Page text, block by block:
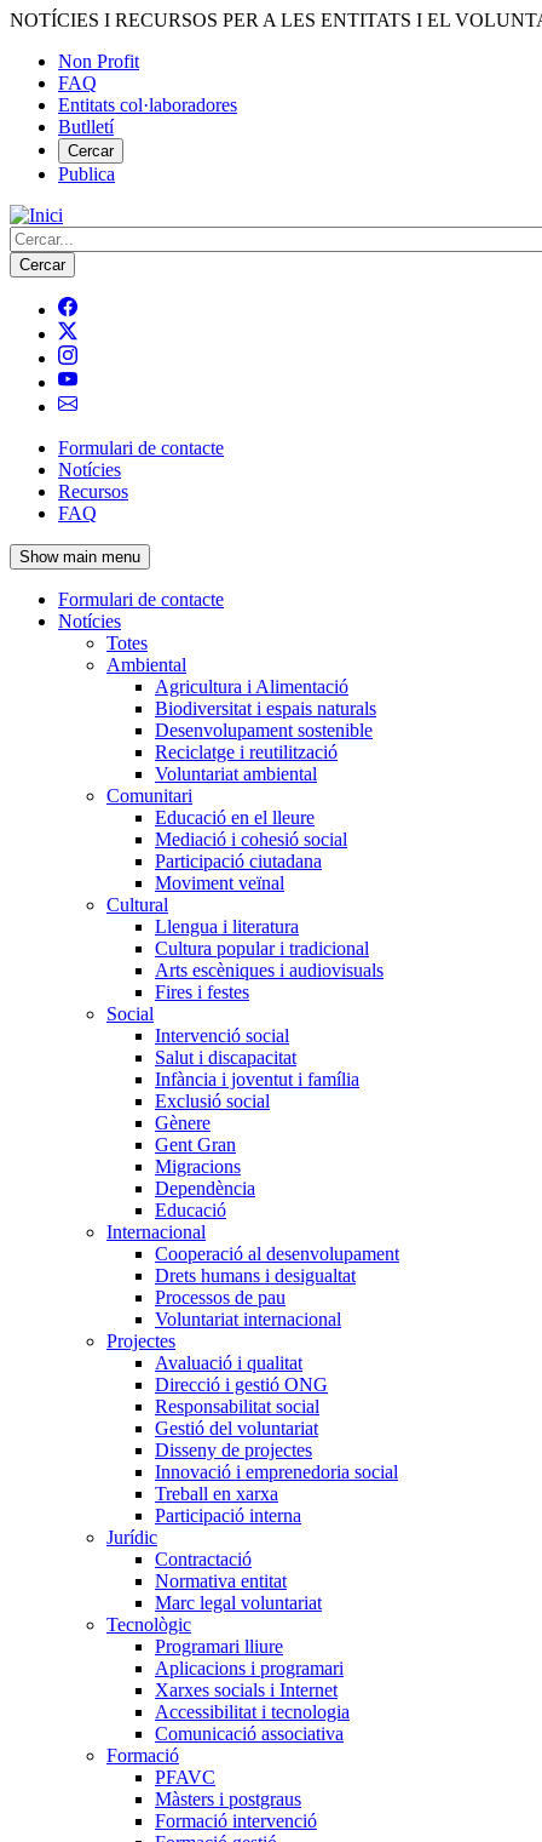
Vés
contingut
NOTÍCIES I RECURSOS PER A LES ENTITATS I EL
Menú
del
compte
d'usuari
Non Profit
FAQ
Entitats col·laboradores
Butlletí
Cercar
Publica
Cerca
Navegació
principal
de
l'encapçalament
Formulari de contacte
Notícies
Recursos
FAQ
Show main menu
Navegació
principal
Formulari de contacte
Notícies
Totes
Ambiental
Agricultura i Alimentació
Biodiversitat i espais naturals
Desenvolupament sostenible
Reciclatge i reutilització
Voluntariat ambiental
Comunitari
Educació en el lleure
Mediació i cohesió social
Participació ciutadana
Moviment veïnal
Cultural
Llengua i literatura
Cultura popular i tradicional
Arts escèniques i audiovisuals
Fires i festes
Social
Intervenció social
Salut i discapacitat
Infància i joventut i família
Exclusió social
Gènere
Gent Gran
Migracions
Dependència
Educació
Internacional
Cooperació al desenvolupament
Drets humans i desigualtat
Processos de pau
Voluntariat internacional
Projectes
Avaluació i qualitat
Direcció i gestió ONG
Responsabilitat social
Gestió del voluntariat
Disseny de projectes
Innovació i emprenedoria social
Treball en xarxa
Participació interna
Jurídic
Contractació
Normativa entitat
Marc legal voluntariat
Tecnològic
Programari lliure
Aplicacions i programari
Xarxes socials i Internet
Accessibilitat i tecnologia
Comunicació associativa
Formació
PFAVC
Màsters i postgraus
Formació intervenció